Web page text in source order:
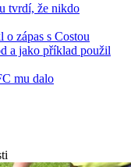
tvrdí, že nikdo
o zápas s Costou
a jako příklad použil
mu dalo